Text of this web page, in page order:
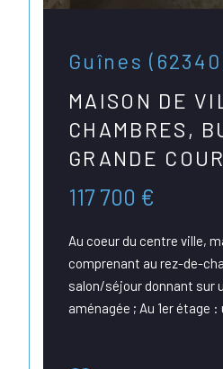
Guînes
MAISON DE
CHAMBRES,
GRANDE COUR
117 700 €
Au coeur du centre ville,
comprenant au rez-de-
salon/séjour donnant sur
aménagée ; Au 1er étage :